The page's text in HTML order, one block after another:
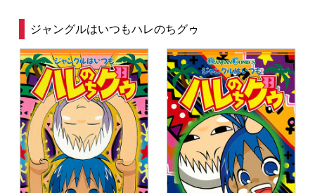
ジャングルはいつもハレのちグゥ